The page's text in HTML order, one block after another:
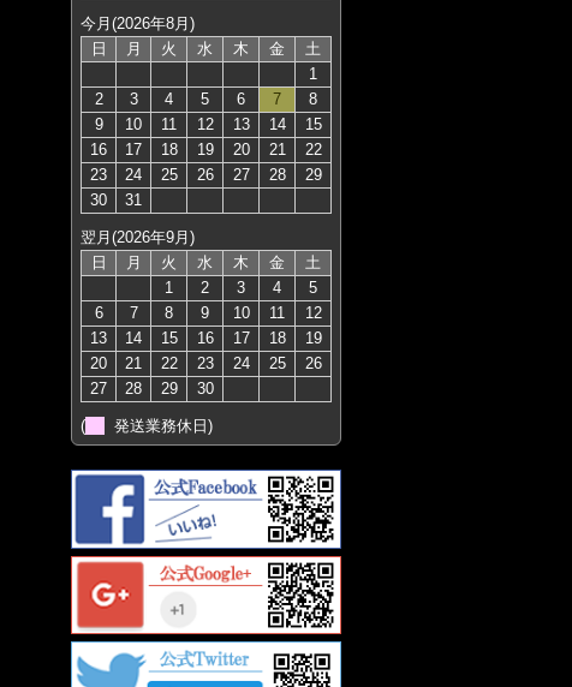
今月(2026年8月)
日
月 火 水 木 金
土
1
2
3 4 5 6 7
8
9
10 11 12 13 14
15
16
17 18 19 20 21
22
23
24 25 26 27 28
29
30
31
翌月(2026年9月)
日
月 火 水 木 金
土
1
2 3 4
5
6
7 8 9 10 11
12
13
14 15 16 17 18
19
20
21 22 23 24 25
26
27
28 29 30
( 発送業務休日)